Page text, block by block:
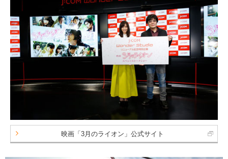
映画「3月のライオン」公式サイト